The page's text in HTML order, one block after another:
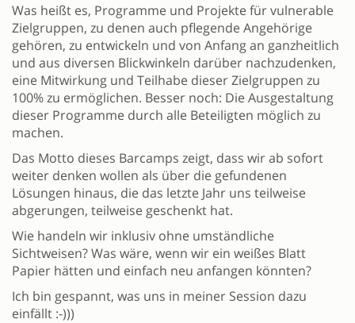
Was heißt es, Programme und Projekte für vulnerable
Zielgruppen, zu denen auch pflegende Angehörige
gehören, zu entwickeln und von Anfang an ganzheitlich
und aus diversen Blickwinkeln darüber nachzudenken,
eine Mitwirkung und Teilhabe dieser Zielgruppen zu
100% zu ermöglichen. Besser noch: Die Ausgestaltung
dieser Programme durch alle Beteiligten möglich zu
machen.
Das Motto dieses Barcamps zeigt, dass wir ab sofort
weiter denken wollen als über die gefundenen
Lösungen hinaus, die das letzte Jahr uns teilweise
abgerungen, teilweise geschenkt hat.
Wie handeln wir inklusiv ohne umständliche
Sichtweisen? Was wäre, wenn wir ein weißes Blatt
Papier hätten und einfach neu anfangen könnten?
Ich bin gespannt, was uns in meiner Session dazu
einfällt :-)))